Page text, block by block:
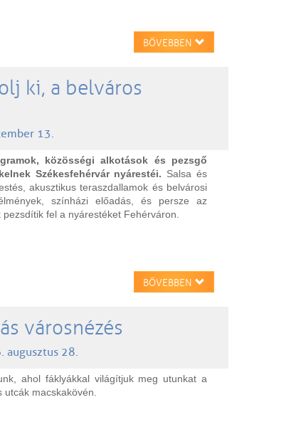
BŐVEBBEN
ki, a belváros
13.
közösségi alkotások és pezsgő
Székesfehérvár nyárestéi. Salsa és
akusztikus teraszdallamok és belvárosi
színházi előadás, és persze az
fel a nyárestéket Fehérváron.
BŐVEBBEN
városnézés
28.
ahol fáklyákkal világítjuk meg utunkat a
macskakövén.